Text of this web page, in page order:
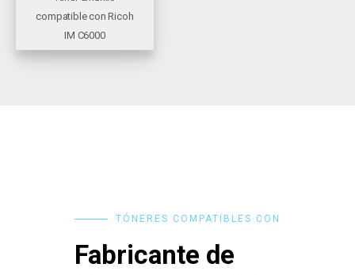
compatible con Ricoh
IM C6000
TÓNERES COMPATIBLES CON
Fabricante de